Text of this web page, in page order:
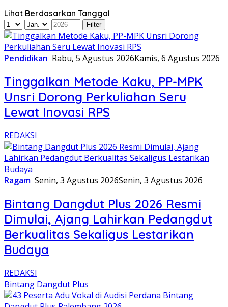
Lihat Berdasarkan Tanggal
Pendidikan Rabu, 5 Agustus 2026Kamis, 6 Agustus 2026
Tinggalkan Metode Kaku, PP-MPK
Unsri Dorong Perkuliahan Seru
Lewat Inovasi RPS
REDAKSI
Ragam Senin, 3 Agustus 2026Senin, 3 Agustus 2026
Bintang Dangdut Plus 2026 Resmi
Dimulai, Ajang Lahirkan Pedangdut
Berkualitas Sekaligus Lestarikan
Budaya
REDAKSI
Bintang Dangdut Plus